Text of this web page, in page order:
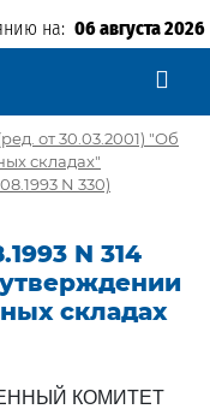
на: 06 августа 2026
от 30.03.2001) "Об
складах"
N 330)
N 314
складах
КОМИТЕТ